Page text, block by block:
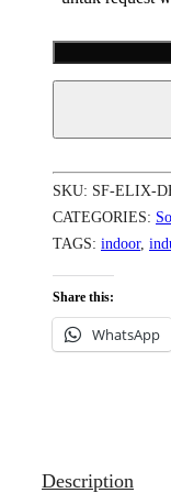
SKU: SF-ELIX-
CATEGORIES:
TAGS: indoor,
Share this:
WhatsApp
Description